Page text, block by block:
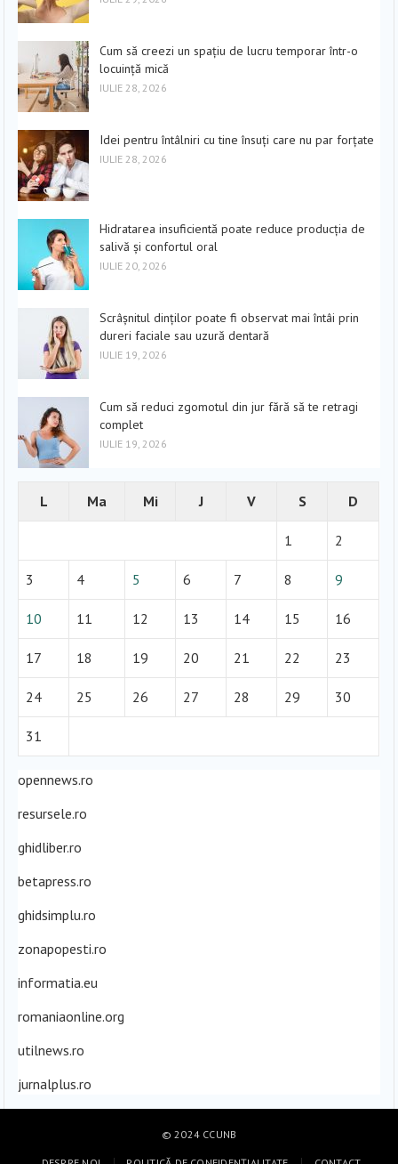
Cum să creezi un spațiu de lucru temporar într-o
locuință mică
IULIE 28, 2026
Idei pentru întâlniri cu tine însuți care nu par forțate
IULIE 28, 2026
Hidratarea insuficientă poate reduce producția de
salivă și confortul oral
IULIE 20, 2026
Scrâșnitul dinților poate fi observat mai întâi prin
dureri faciale sau uzură dentară
IULIE 19, 2026
Cum să reduci zgomotul din jur fără să te retragi
complet
IULIE 19, 2026
L Ma Mi J V S D
1 2
3 4 5 6 7 8 9
10 11 12 13 14 15 16
17 18 19 20 21 22 23
24 25 26 27 28 29 30
31
opennews.ro
resursele.ro
ghidliber.ro
betapress.ro
ghidsimplu.ro
zonapopesti.ro
informatia.eu
romaniaonline.org
utilnews.ro
jurnalplus.ro
© 2024 CCUNB